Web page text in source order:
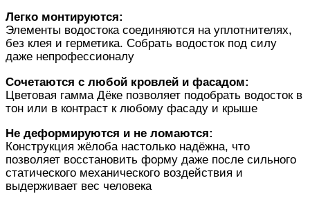
Легко монтируются:
Элементы водостока соединяются на уплотнителях,
без клея и герметика. Собрать водосток под силу
даже непрофессионалу
Сочетаются с любой кровлей и фасадом:
Цветовая гамма Дёке позволяет подобрать водосток в
тон или в контраст к любому фасаду и крыше
Не деформируются и не ломаются:
Конструкция жёлоба настолько надёжна, что
позволяет восстановить форму даже после сильного
статического механического воздействия и
выдерживает вес человека